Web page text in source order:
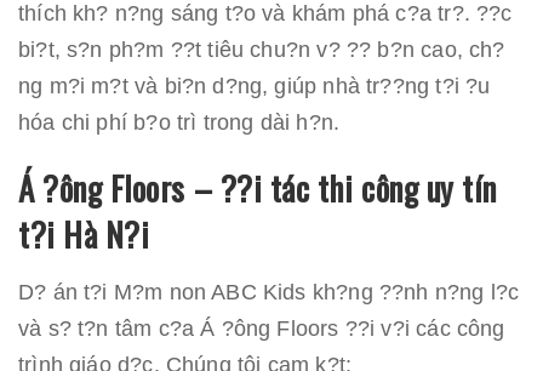
thích kh? n?ng sáng t?o và khám phá c?a tr?. ??c
bi?t, s?n ph?m ??t tiêu chu?n v? ?? b?n cao, ch?
ng m?i m?t và bi?n d?ng, giúp nhà tr??ng t?i ?u
hóa chi phí b?o trì trong dài h?n.
Á ?ông Floors – ??i tác thi công uy tín
t?i Hà N?i
D? án t?i M?m non ABC Kids kh?ng ??nh n?ng l?c
và s? t?n tâm c?a Á ?ông Floors ??i v?i các công
trình giáo d?c. Chúng tôi cam k?t: